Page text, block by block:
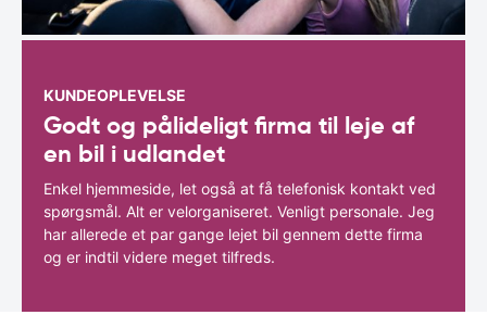
KUNDEOPLEVELSE
Godt og pålideligt firma til leje af
en bil i udlandet
Enkel hjemmeside, let også at få telefonisk kontakt ved
spørgsmål. Alt er velorganiseret. Venligt personale. Jeg
har allerede et par gange lejet bil gennem dette firma
og er indtil videre meget tilfreds.